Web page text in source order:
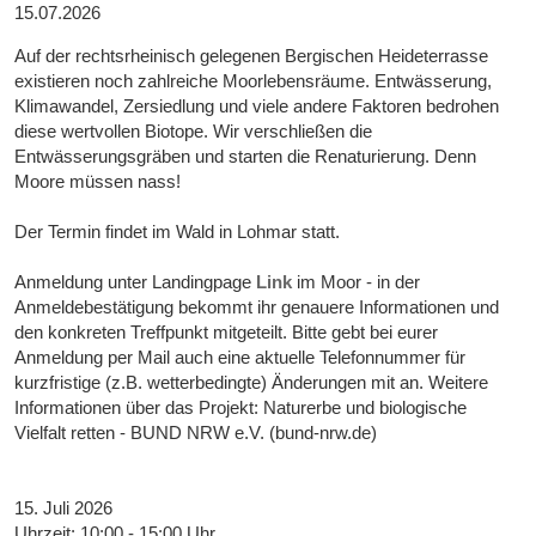
15.07.2026
Auf der rechtsrheinisch gelegenen Bergischen Heideterrasse
existieren noch zahlreiche Moorlebensräume. Entwässerung,
Klimawandel, Zersiedlung und viele andere Faktoren bedrohen
diese wertvollen Biotope. Wir verschließen die
Entwässerungsgräben und starten die Renaturierung. Denn
Moore müssen nass!
Der Termin findet im Wald in Lohmar statt.
Anmeldung unter Landingpage Link im Moor - in der
Anmeldebestätigung bekommt ihr genauere Informationen und
den konkreten Treffpunkt mitgeteilt. Bitte gebt bei eurer
Anmeldung per Mail auch eine aktuelle Telefonnummer für
kurzfristige (z.B. wetterbedingte) Änderungen mit an. Weitere
Informationen über das Projekt: Naturerbe und biologische
Vielfalt retten - BUND NRW e.V. (bund-nrw.de)
15. Juli 2026